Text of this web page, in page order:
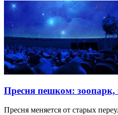
Пресня пешком:
Пресня меняется от старых